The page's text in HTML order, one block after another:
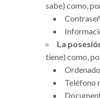
sabe) como,
La
tiene) como,
Teléfono